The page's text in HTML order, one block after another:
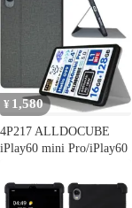
ス (グレー)
¥ 1,580
4P217 ALLDOCUBE
iPlay60 mini Pro/iPlay60